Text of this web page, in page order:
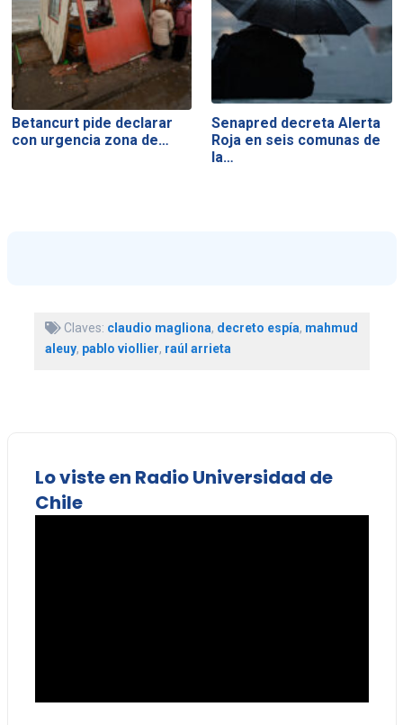
Betancurt pide declarar
con urgencia zona de…
Senapred decreta Alerta
Roja en seis comunas de
la…
Claves: claudio magliona, decreto espía, mahmud
aleuy, pablo viollier, raúl arrieta
Lo viste en Radio Universidad de
Chile